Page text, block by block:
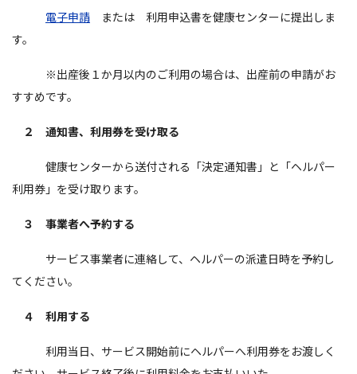
電子申請 または 利用申込書を健康センターに提出しま
す。
※出産後１か月以内のご利用の場合は、出産前の申請がお
すすめです。
２ 通知書、利用券を受け取る
健康センターから送付される「決定通知書」と「ヘルパー
利用券」を受け取ります。
３ 事業者へ予約する
サービス事業者に連絡して、ヘルパーの派遣日時を予約し
てください。
４ 利用する
利用当日、サービス開始前にヘルパーへ利用券をお渡しく